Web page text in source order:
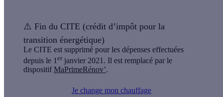
⚠️ Fin du CITE (crédit d’impôt pour la
transition énergétique)
Le CITE est supprimé pour les dépenses effectuées
depuis le 1 er janvier 2021. Il est remplacé par le
dispositifMaPrimeRénov’.
Je change mon chauffage